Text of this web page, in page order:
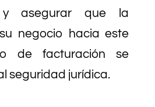
y asegurar que la
negocio hacia este
de facturación se
seguridad jurídica.